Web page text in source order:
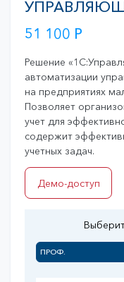
51 100 Р
Решение
автоматизации
на предприятиях
Позволяет
учет для
содержит
учетных задач.
Демо-доступ
ПРОФ.